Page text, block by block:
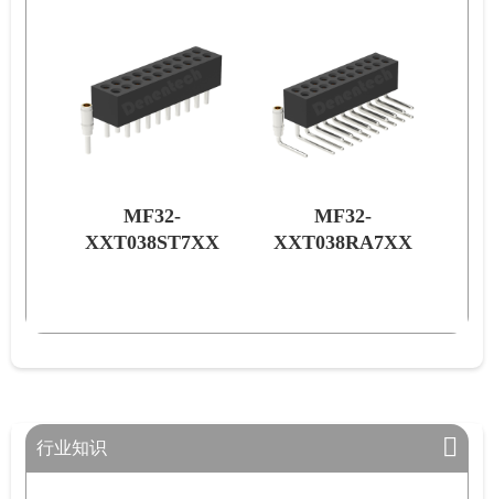
MF32-
XXT038ST7XX
MF32-
XXT038RA7XX
行业知识